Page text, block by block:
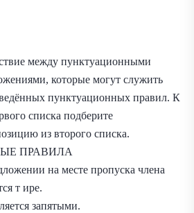
между пунктуационными
которые могут служить
пунктуационных правил. К
списка подберите
из второго списка.
ПРАВИЛА
на месте пропуска члена
т ире.
запятыми.